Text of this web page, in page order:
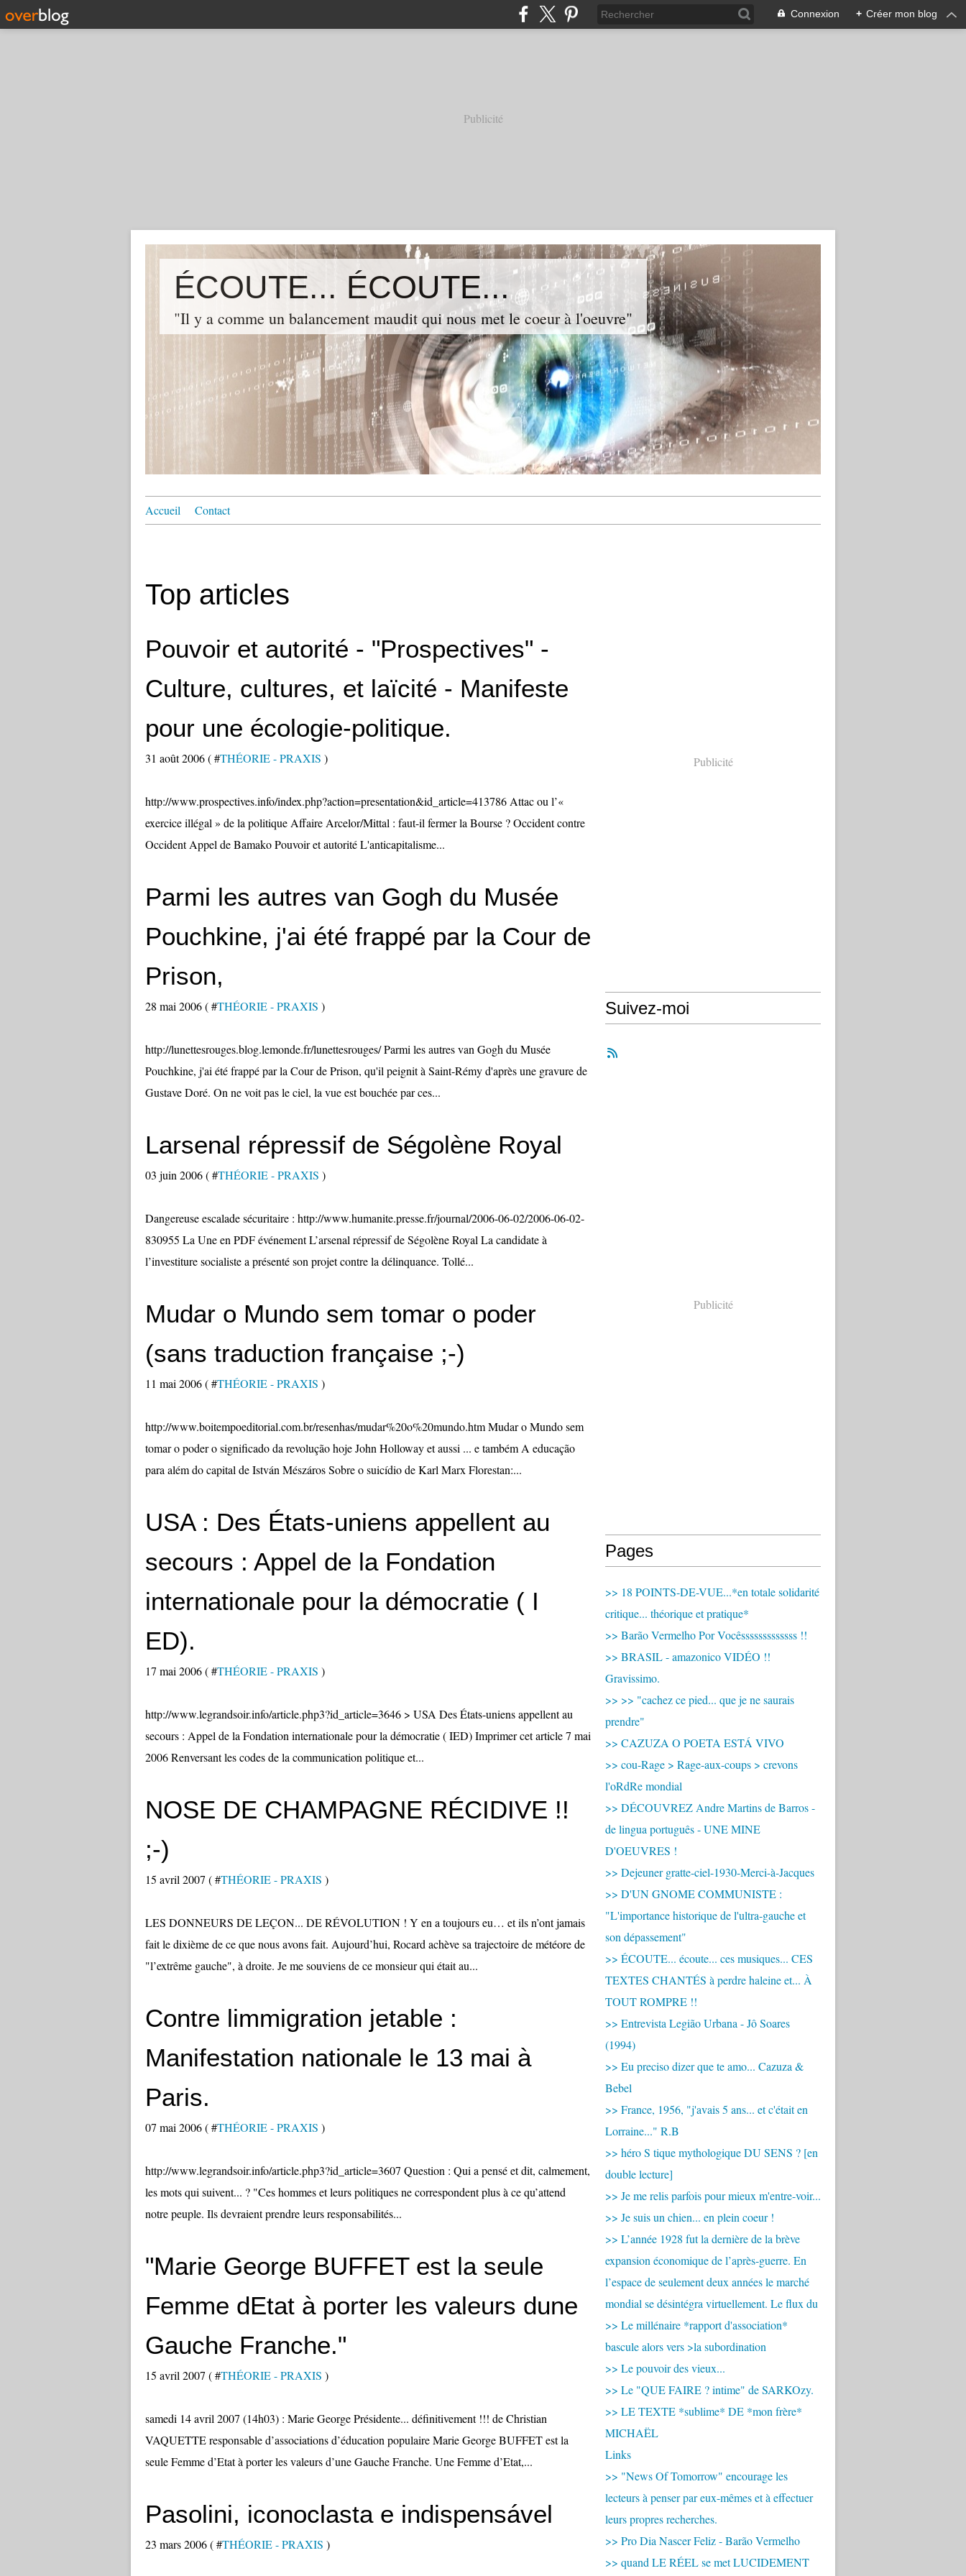
Connexion + Créer mon blog
Publicité
ÉCOUTE... ÉCOUTE...
"Il y a comme un balancement maudit qui nous met le coeur à l'oeuvre"
Accueil Contact
Top articles
Pouvoir et autorité - "Prospectives" -
Culture, cultures, et laïcité - Manifeste
pour une écologie-politique.
31 août 2006 ( #THÉORIE - PRAXIS )
http://www.prospectives.info/index.php?action=presentation&id_article=413786 Attac ou l’«
exercice illégal » de la politique Affaire Arcelor/Mittal : faut-il fermer la Bourse ? Occident contre
Occident Appel de Bamako Pouvoir et autorité L'anticapitalisme...
Parmi les autres van Gogh du Musée
Pouchkine, j'ai été frappé par la Cour de
Prison,
28 mai 2006 ( #THÉORIE - PRAXIS )
http://lunettesrouges.blog.lemonde.fr/lunettesrouges/ Parmi les autres van Gogh du Musée
Pouchkine, j'ai été frappé par la Cour de Prison, qu'il peignit à Saint-Rémy d'après une gravure de
Gustave Doré. On ne voit pas le ciel, la vue est bouchée par ces...
Larsenal répressif de Ségolène Royal
03 juin 2006 ( #THÉORIE - PRAXIS )
Dangereuse escalade sécuritaire : http://www.humanite.presse.fr/journal/2006-06-02/2006-06-02-
830955 La Une en PDF événement L’arsenal répressif de Ségolène Royal La candidate à
l’investiture socialiste a présenté son projet contre la délinquance. Tollé...
Mudar o Mundo sem tomar o poder
(sans traduction française ;-)
11 mai 2006 ( #THÉORIE - PRAXIS )
http://www.boitempoeditorial.com.br/resenhas/mudar%20o%20mundo.htm Mudar o Mundo sem
tomar o poder o significado da revolução hoje John Holloway et aussi ... e também A educação
para além do capital de István Mészáros Sobre o suicídio de Karl Marx Florestan:...
USA : Des États-uniens appellent au
secours : Appel de la Fondation
internationale pour la démocratie ( I
ED).
17 mai 2006 ( #THÉORIE - PRAXIS )
http://www.legrandsoir.info/article.php3?id_article=3646 > USA Des États-uniens appellent au
secours : Appel de la Fondation internationale pour la démocratie ( IED) Imprimer cet article 7 mai
2006 Renversant les codes de la communication politique et...
NOSE DE CHAMPAGNE RÉCIDIVE !!
;-)
15 avril 2007 ( #THÉORIE - PRAXIS )
LES DONNEURS DE LEÇON... DE RÉVOLUTION ! Y en a toujours eu… et ils n’ont jamais
fait le dixième de ce que nous avons fait. Aujourd’hui, Rocard achève sa trajectoire de météore de
"l’extrême gauche", à droite. Je me souviens de ce monsieur qui était au...
Contre limmigration jetable :
Manifestation nationale le 13 mai à
Paris.
07 mai 2006 ( #THÉORIE - PRAXIS )
http://www.legrandsoir.info/article.php3?id_article=3607 Question : Qui a pensé et dit, calmement,
les mots qui suivent... ? "Ces hommes et leurs politiques ne correspondent plus à ce qu’attend
notre peuple. Ils devraient prendre leurs responsabilités...
"Marie George BUFFET est la seule
Femme dEtat à porter les valeurs dune
Gauche Franche."
15 avril 2007 ( #THÉORIE - PRAXIS )
samedi 14 avril 2007 (14h03) : Marie George Présidente... définitivement !!! de Christian
VAQUETTE responsable d’associations d’éducation populaire Marie George BUFFET est la
seule Femme d’Etat à porter les valeurs d’une Gauche Franche. Une Femme d’Etat,...
Pasolini, iconoclasta e indispensável
23 mars 2006 ( #THÉORIE - PRAXIS )
Publicité
Suivez-moi
Publicité
Pages
>> 18 POINTS-DE-VUE...*en totale solidarité
critique... théorique et pratique*
>> Barão Vermelho Por Vocêsssssssssssss !!
>> BRASIL - amazonico VIDÉO !!
Gravissimo.
>> >> "cachez ce pied... que je ne saurais
prendre"
>> CAZUZA O POETA ESTÁ VIVO
>> cou-Rage > Rage-aux-coups > crevons
l'oRdRe mondial
>> DÉCOUVREZ Andre Martins de Barros -
de lingua português - UNE MINE
D'OEUVRES !
>> Dejeuner gratte-ciel-1930-Merci-à-Jacques
>> D'UN GNOME COMMUNISTE :
"L'importance historique de l'ultra-gauche et
son dépassement"
>> ÉCOUTE... écoute... ces musiques... CES
TEXTES CHANTÉS à perdre haleine et... À
TOUT ROMPRE !!
>> Entrevista Legião Urbana - Jô Soares
(1994)
>> Eu preciso dizer que te amo... Cazuza &
Bebel
>> France, 1956, "j'avais 5 ans... et c'était en
Lorraine..." R.B
>> héro S tique mythologique DU SENS ? [en
double lecture]
>> Je me relis parfois pour mieux m'entre-voir...
>> Je suis un chien... en plein coeur !
>> L’année 1928 fut la dernière de la brève
expansion économique de l’après-guerre. En
l’espace de seulement deux années le marché
mondial se désintégra virtuellement. Le flux du
>> Le millénaire *rapport d'association*
bascule alors vers >la subordination
>> Le pouvoir des vieux...
>> Le "QUE FAIRE ? intime" de SARKOzy.
>> LE TEXTE *sublime* DE *mon frère*
MICHAËL
Links
>> "News Of Tomorrow" encourage les
lecteurs à penser par eux-mêmes et à effectuer
leurs propres recherches.
>> Pro Dia Nascer Feliz - Barão Vermelho
>> quand LE RÉEL se met LUCIDEMENT